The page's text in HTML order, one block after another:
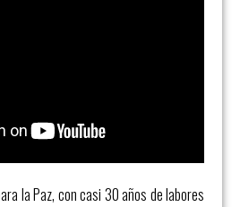
la Paz, con casi 30 años de labores